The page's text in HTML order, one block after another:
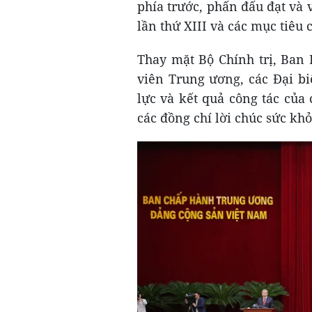
phía trước, phấn đấu đạt
lần thứ XIII và các mục tiêu
Thay mặt Bộ Chính trị,
viên Trung ương, các Đại
lực và kết quả công tác
các đồng chí lời chúc sức